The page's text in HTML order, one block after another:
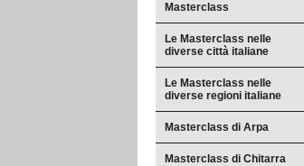
Masterclass
Le Masterclass nelle
diverse città italiane
Le Masterclass nelle
diverse regioni italiane
Masterclass di Arpa
Masterclass di Chitarra